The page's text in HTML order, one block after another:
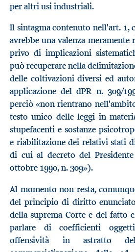
per altri usi industriali.
Il sintagma contenuto nell'art. 1,
avrebbe una valenza meramente
privo di implicazioni
può recuperare nella
delle coltivazioni diversi ed
applicazione del dPR n. 309/
perciò «non rientrano
testo unico delle leggi in
stupefacenti e sostanze
e riabilitazione dei relativi stati
di cui al decreto del
ottobre 1990, n. 309»).
Al momento non resta,
del principio di diritto
della suprema Corte e del fatto
parlare di coefficienti
offensività in astratto